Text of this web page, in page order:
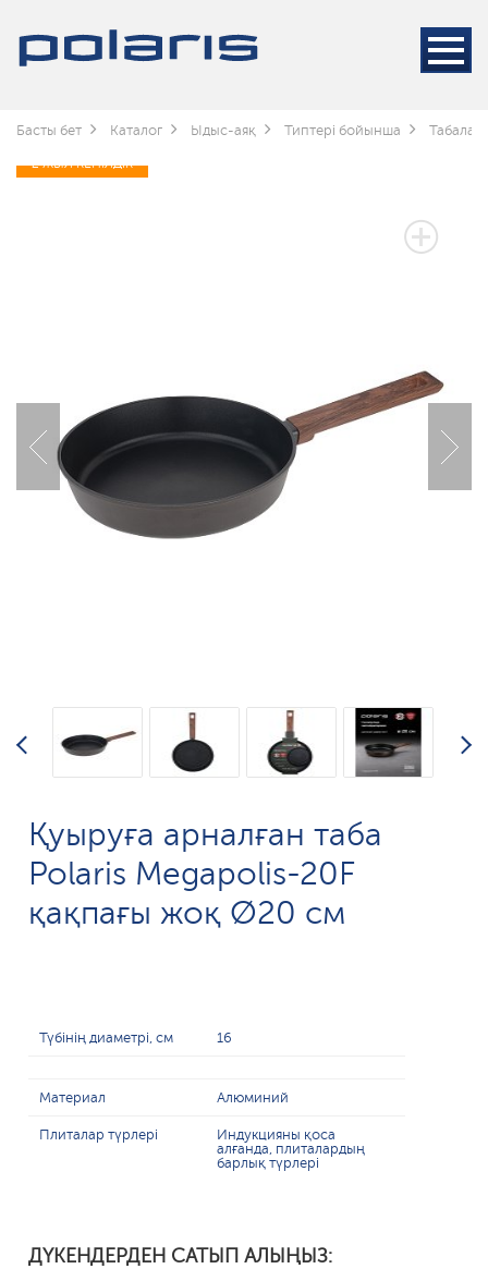
Басты бет Каталог Ыдыс-аяқ Типтері бойынша Табалар
2 ЖЫЛ КЕПІЛДІК
Қуыруға арналған таба
Polaris Megapolis-20F
қақпағы жоқ Ø20 см
Түбінің диаметрі, см 16
Материал Алюминий
Плиталар түрлері
Индукцияны қоса
алғанда, плиталардың
барлық түрлері
ДҮКЕНДЕРДЕН САТЫП АЛЫҢЫЗ: